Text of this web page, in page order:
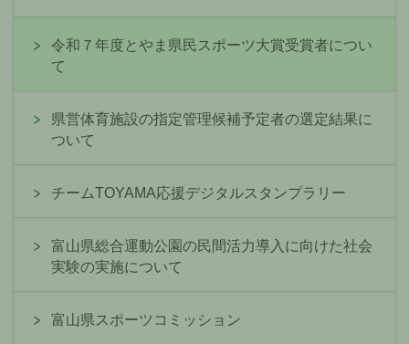
令和７年度とやま県民スポーツ大賞受賞者につい
て
県営体育施設の指定管理候補予定者の選定結果に
ついて
チームTOYAMA応援デジタルスタンプラリー
富山県総合運動公園の民間活力導入に向けた社会
実験の実施について
富山県スポーツコミッション